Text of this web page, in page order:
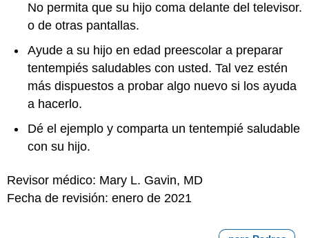
No permita que su hijo coma delante del televisor.
o de otras pantallas.
Ayude a su hijo en edad preescolar a preparar
tentempiés saludables con usted. Tal vez estén
más dispuestos a probar algo nuevo si los ayuda
a hacerlo.
Dé el ejemplo y comparta un tentempié saludable
con su hijo.
Revisor médico: Mary L. Gavin, MD
Fecha de revisión: enero de 2021